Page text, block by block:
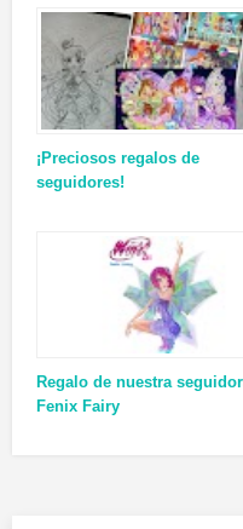
¡Preciosos regalos de
seguidores!
Regalo de nuestra
Fenix Fairy